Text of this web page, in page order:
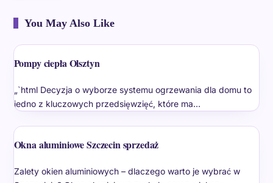
You May Also Like
Pompy ciepła Olsztyn
„`html Decyzja o wyborze systemu ogrzewania dla domu to
jedno z kluczowych przedsięwzięć, które ma…
Okna aluminiowe Szczecin sprzedaż
Zalety okien aluminiowych – dlaczego warto je wybrać w